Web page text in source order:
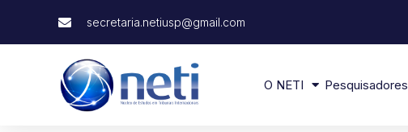
secretaria.netiusp@gmail.com
O NETI Pesquisadores